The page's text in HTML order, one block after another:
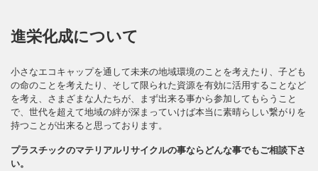
進栄化成について
小さなエコキャップを通して未来の地域環境のことを考えたり、子ども
の命のことを考えたり、そして限られた資源を有効に活用することなど
を考え、さまざまな人たちが、まず出来る事から参加してもらうこと
で、世代を超えて地域の絆が深まっていけば本当に素晴らしい繋がりを
持つことが出来ると思っております。
プラスチックのマテリアルリサイクルの事ならどんな事でもご相談下さ
い。